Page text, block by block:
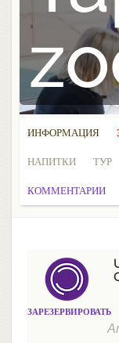
ИНФОРМАЦИЯ
НАПИТКИ ТУР
КОММЕНТАРИИ
ЗАРЕЗЕРВИРОВАТЬ